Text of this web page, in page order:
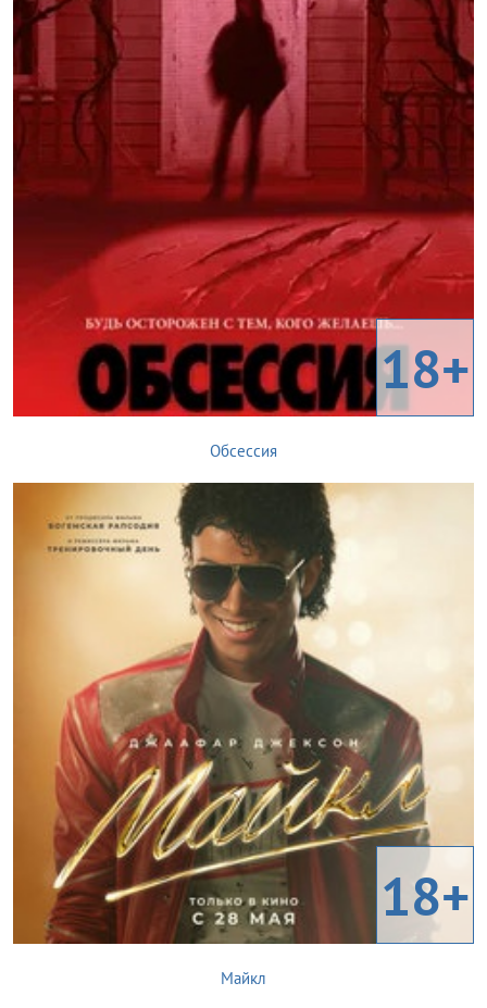
18+
Обсессия
18+
Майкл